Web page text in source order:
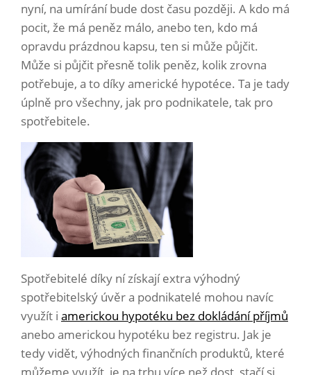
nyní, na umírání bude dost času později. A kdo má
pocit, že má peněz málo, anebo ten, kdo má
opravdu prázdnou kapsu, ten si může půjčit.
Může si půjčit přesně tolik peněz, kolik zrovna
potřebuje, a to díky americké hypotéce. Ta je tady
úplně pro všechny, jak pro podnikatele, tak pro
spotřebitele.
Spotřebitelé díky ní získají extra výhodný
spotřebitelský úvěr a podnikatelé mohou navíc
využít i americkou hypotéku bez dokládání příjmů
anebo americkou hypotéku bez registru. Jak je
tedy vidět, výhodných finančních produktů, které
můžeme využít, je na trhu více než dost, stačí si